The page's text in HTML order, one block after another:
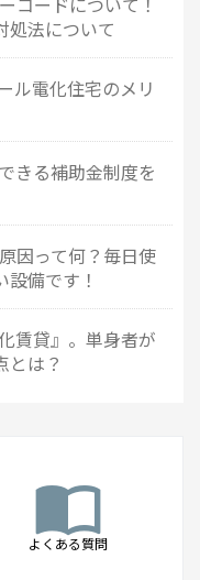
処法について
ル電化住宅のメリ
きる補助金制度を
因って何？毎日使
備です！
賃貸』。単身者が
とは？
import_contacts
よくある質問